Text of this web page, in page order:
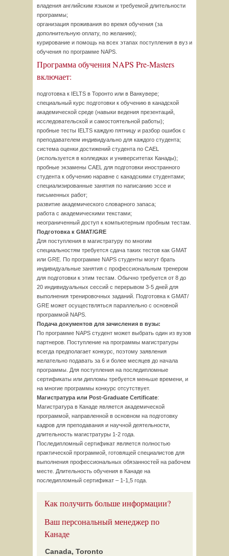
владения английским языком и требуемой длительности
программы;
организация проживания во время обучения (за
дополнительную оплату, по желанию);
курирование и помощь на всех этапах поступления в вуз и
обучения по программе NAPS.
Программа обучения NAPS Pre-Masters
включает:
подготовка к IELTS в Торонто или в Ванкувере;
специальный курс подготовки к обучению в канадской
академической среде (навыки ведения презентаций,
исследовательской и самостоятельной работы);
пробные тесты IELTS каждую пятницу и разбор ошибок с
преподавателем индивидуально для каждого студента;
система оценки достижений студента по CAEL
(используется в колледжах и университетах Канады);
пробные экзамены CAEL для подготовки иностранного
студента к обучению наравне с канадскими студентами;
специализированные занятия по написанию эссе и
письменных работ;
развитие академического словарного запаса;
работа с академическими текстами;
неограниченный доступ к компьютерным пробным тестам.
Подготовка к GMAT/GRE
Для поступления в магистратуру по многим
специальностям требуется сдача таких тестов как GMAT
или GRE. По программе NAPS студенты могут брать
индивидуальные занятия с профессиональным тренером
для подготовки к этим тестам. Обычно требуется от 8 до
20 индивидуальных сессий с перерывом 3-5 дней для
выполнения тренировочных заданий. Подготовка к GMAT/
GRE может осуществляться параллельно с основной
программой NAPS.
Подача документов для зачисления в вузы:
По программе NAPS студент может выбрать один из вузов
партнеров. Поступление на программы магистратуры
всегда предполагает конкурс, поэтому заявления
желательно подавать за 6 и более месяцев до начала
программы. Для поступления на последипломные
сертификаты или дипломы требуется меньше времени, и
на многие программы конкурс отсутствует.
Магистратура или Post-Graduate Certificate:
Магистратура в Канаде является академической
программой, направленной в основном на подготовку
кадров для преподавания и научной деятельности,
длительность магистратуры 1-2 года.
Последипломный сертификат является полностью
практической программой, готовящей специалистов для
выполнения профессиональных обязанностей на рабочем
месте. Длительность обучения в Канаде на
последипломный сертификат – 1-1,5 года.
Как получить больше информации?
Ваш персональный менеджер по
Канаде
Canada, Toronto